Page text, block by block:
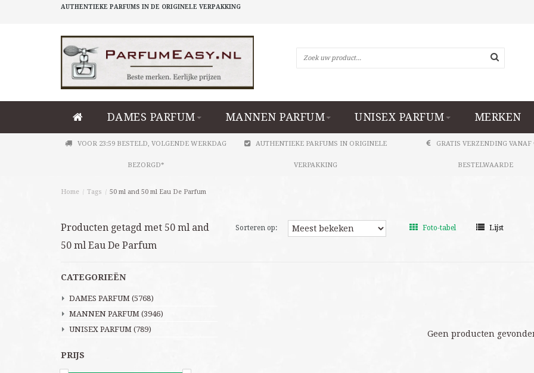
AUTHENTIEKE PARFUMS IN DE ORIGINELE VERPAKKING
DAMES PARFUM MANNEN PARFUM UNISEX PARFUM MERKEN
VOOR 23:59 BESTELD, VOLGENDE WERKDAG
BEZORGD*
AUTHENTIEKE PARFUMS IN ORIGINELE
VERPAKKING
GRATIS VERZENDING VANAF
BESTELWAARDE
Home / Tags / 50 ml and 50 ml Eau De Parfum
Producten getagd met 50 ml and
50 ml Eau De Parfum
Sorteren op: Foto-tabel Lijst
CATEGORIEËN
DAMES PARFUM (5768)
MANNEN PARFUM (3946)
UNISEX PARFUM (789)
PRIJS
Geen producten